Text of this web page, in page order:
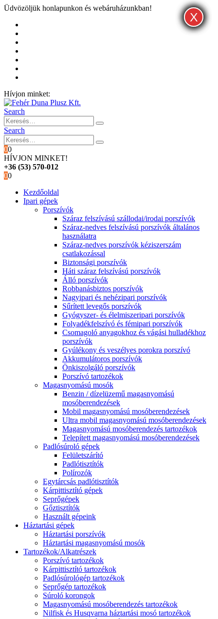
Üdvözöljük honlapunkon és webáruházunkban!
Hívjon minket:
Search
Search
00
HÍVJON MINKET!
+36 (53) 570-012
00
Kezdőoldal
Ipari gépek
Porszívók
Száraz felszívású szállodai/irodai porszívók
Száraz-nedves felszívású porszívók általános
használatra
Száraz-nedves porszívók kéziszerszám
csatlakozással
Biztonsági porszívók
Háti száraz felszívású porszívók
Álló porszívók
Robbanásbiztos porszívók
Nagyipari és nehézipari porszívók
Sűrített levegős porszívók
Gyógyszer- és élelmiszeripari porszívók
Folyadékfelszívó és fémipari porszívók
Csomagoló anyagokhoz és vágási hulladékhoz
porszívók
Gyúlékony és veszélyes porokra porszívó
Akkumulátoros porszívók
Önkiszolgáló porszívók
Porszívó tartozékok
Magasnyomású mosók
Benzin / dízelüzemű magasnyomású
mosóberendezések
Mobil magasnyomású mosóberendezések
Ultra mobil magasnyomású mosóberendezések
Magasnyomású mosóberendezés tartozékok
Telepített magasnyomású mosóberendezések
Padlósúroló gépek
Felületszárító
Padlótisztítók
Polírozók
Egytárcsás padlótisztítók
Kárpittisztító gépek
Seprőgépek
Gőztisztítók
Használt gépeink
Háztartási gépek
Háztartási porszívók
Háztartási magasnyomású mosók
Tartozékok/Alkatrészek
Porszívó tartozékok
Kárpittisztító tartozékok
Padlósúrológép tartozékok
Seprőgép tartozékok
Súroló korongok
Magasnyomású mosóberendezés tartozékok
Nilfisk és Husqvarna háztartási mosó tartozékok
X
X
X